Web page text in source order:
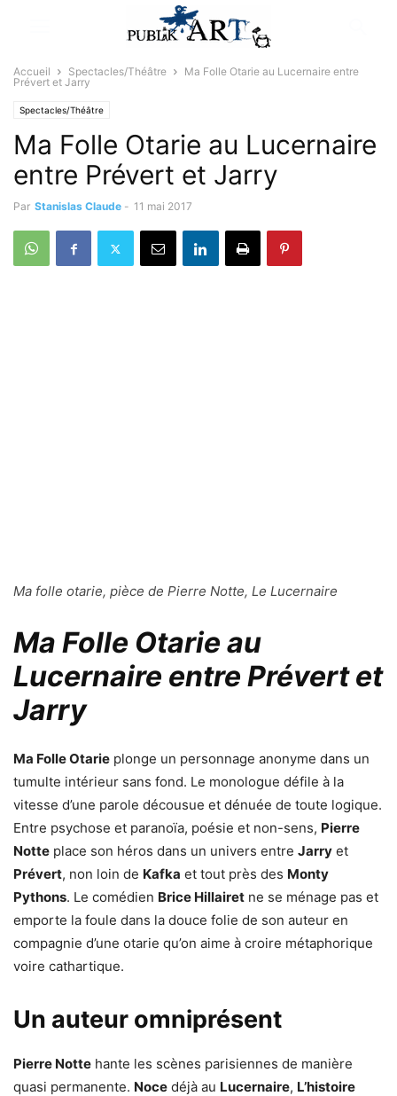
Accueil Spectacles/Théâtre
Ma Folle Otarie au Lucernaire entre
Prévert et Jarry
Spectacles/Théâtre
Ma Folle Otarie au Lucernaire
entre Prévert et Jarry
Par Stanislas Claude - 11 mai 2017
Ma folle otarie, pièce de Pierre Notte, Le Lucernaire
Ma Folle Otarie au
Lucernaire entre Prévert et
Jarry
Ma Folle Otarie plonge un personnage anonyme dans un
tumulte intérieur sans fond. Le monologue défile à la
vitesse d’une parole décousue et dénuée de toute logique.
Entre psychose et paranoïa, poésie et non-sens, Pierre
Notte place son héros dans un univers entre Jarry et
Prévert, non loin de Kafka et tout près des Monty
Pythons. Le comédien Brice Hillairet ne se ménage pas et
emporte la foule dans la douce folie de son auteur en
compagnie d’une otarie qu’on aime à croire métaphorique
voire cathartique.
Un auteur omniprésent
Pierre Notte hante les scènes parisiennes de manière
quasi permanente. Noce déjà au Lucernaire, L’histoire